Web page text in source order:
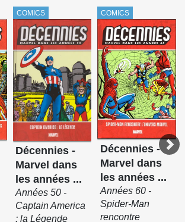
COMICS
Décennies -
Marvel dans
les années ...
Années 50 -
Captain America
: la Légende
COMICS
Décennies -
Marvel dans
les années ...
Années 60 -
Spider-Man
rencontre